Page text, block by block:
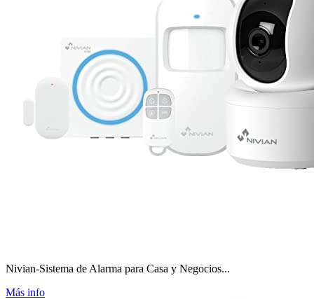
Nivian-Sistema de Alarma para Casa y Negocios...
Más info